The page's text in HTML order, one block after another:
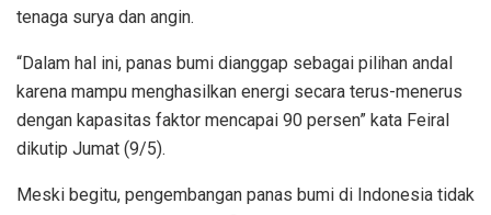
tenaga surya dan angin.
“Dalam hal ini, panas bumi dianggap sebagai pilihan andal
karena mampu menghasilkan energi secara terus-menerus
dengan kapasitas faktor mencapai 90 persen” kata Feiral
dikutip Jumat (9/5).
Meski begitu, pengembangan panas bumi di Indonesia tidak